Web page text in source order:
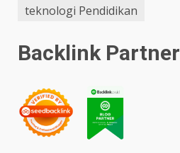
teknologi Pendidikan
Backlink Partner